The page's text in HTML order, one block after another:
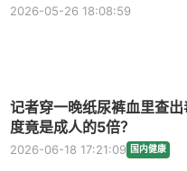
2026-05-26 18:08:59
记者穿一晚纸尿裤血里查
度竟是成人的5倍？
2026-06-18 17:21:09 国内健康